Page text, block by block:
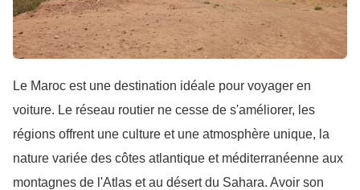
Le Maroc est une destination idéale pour voyager en
voiture. Le réseau routier ne cesse de s'améliorer, les
régions offrent une culture et une atmosphère unique, la
nature variée des côtes atlantique et méditerranéenne aux
montagnes de l'Atlas et au désert du Sahara. Avoir son